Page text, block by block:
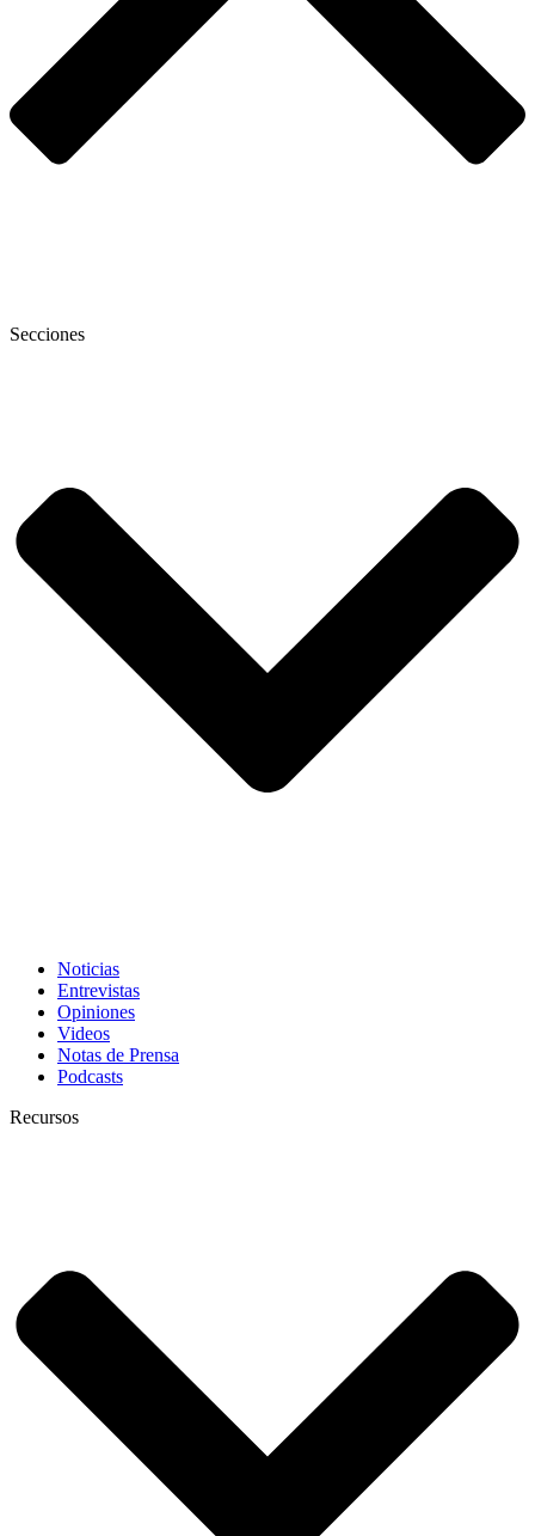
Secciones
Noticias
Entrevistas
Opiniones
Videos
Notas de Prensa
Podcasts
Recursos